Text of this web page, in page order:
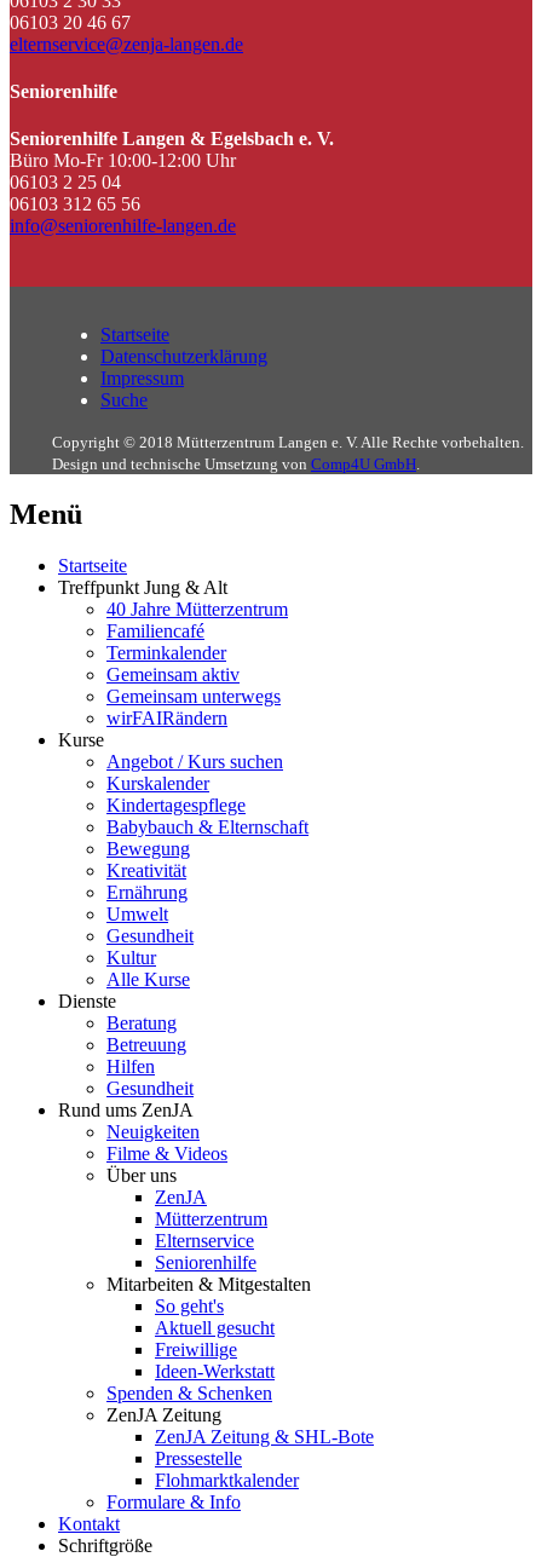
06103 20 46 67
elternservice@zenja-langen.de
Seniorenhilfe
Seniorenhilfe Langen & Egelsbach e. V.
Büro Mo-Fr 10:00-12:00 Uhr
06103 2 25 04
06103 312 65 56
info@seniorenhilfe-langen.de
Startseite
Datenschutzerklärung
Impressum
Suche
Copyright © 2018 Mütterzentrum Langen e. V. Alle Rechte vorbehalten.
Design und technische Umsetzung von Comp4U GmbH.
Menü
Startseite
Treffpunkt Jung & Alt
40 Jahre Mütterzentrum
Familiencafé
Terminkalender
Gemeinsam aktiv
Gemeinsam unterwegs
wirFAIRändern
Kurse
Angebot / Kurs suchen
Kurskalender
Kindertagespflege
Babybauch & Elternschaft
Bewegung
Kreativität
Ernährung
Umwelt
Gesundheit
Kultur
Alle Kurse
Dienste
Beratung
Betreuung
Hilfen
Gesundheit
Rund ums ZenJA
Neuigkeiten
Filme & Videos
Über uns
ZenJA
Mütterzentrum
Elternservice
Seniorenhilfe
Mitarbeiten & Mitgestalten
So geht's
Aktuell gesucht
Freiwillige
Ideen-Werkstatt
Spenden & Schenken
ZenJA Zeitung
ZenJA Zeitung & SHL-Bote
Pressestelle
Flohmarktkalender
Formulare & Info
Kontakt
Schriftgröße